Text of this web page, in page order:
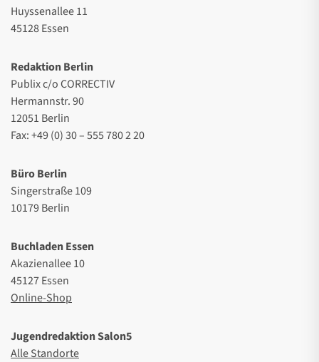
Huyssenallee 11
45128 Essen
Redaktion Berlin
Publix c/o CORRECTIV
Hermannstr. 90
12051 Berlin
Fax: +49 (0) 30 – 555 780 2 20
Büro Berlin
Singerstraße 109
10179 Berlin
Buchladen Essen
Akazienallee 10
45127 Essen
Online-Shop
Jugendredaktion Salon5
Alle Standorte